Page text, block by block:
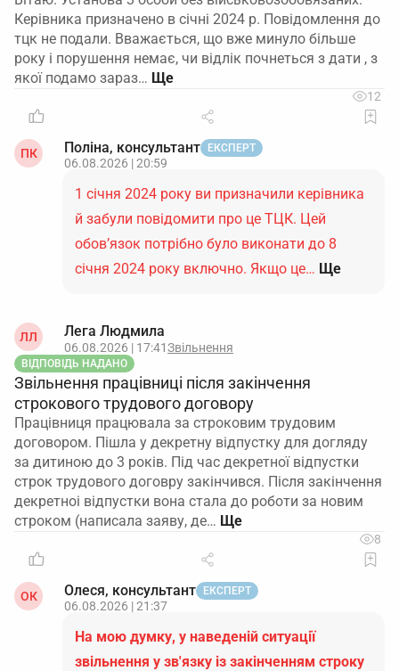
Керівника призначено в січні 2024 р. Повідомлення до
тцк не подали. Вважається, що вже минуло більше
року і порушення немає, чи відлік почнеться з дати , з
якої подамо зараз…
12
ПК Поліна, консультант ЕКСПЕРТ
06.08.2026 | 20:59
1 січня 2024 року ви призначили керівника
й забули повідомити про це ТЦК. Цей
обов’язок потрібно було виконати до 8
січня 2024 року включно. Якщо це… Ще
ЛЛ Лега Людмила
06.08.2026 | 17:41Звільнення
ВІДПОВІДЬ НАДАНО
Звільнення працівниці після закінчення
строкового трудового договору
Працівниця працювала за строковим трудовим
договором. Пішла у декретну відпустку для догляду
за дитиною до 3 років. Під час декретної відпустки
строк трудового договру закінчився. Після закінчення
декретноі відпустки вона стала до роботи за новим
строком (написала заяву, де…
8
ОК Олеся, консультант ЕКСПЕРТ
06.08.2026 | 21:37
На мою думку, у наведеній ситуації
звільнення у зв'язку із закінченням строку